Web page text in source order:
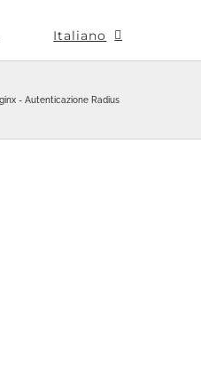
Italiano
- Autenticazione Radius